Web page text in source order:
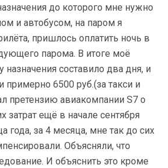
до которого мне нужно
и автобусом, на паром я
пришлось оплатить ночь в
парома. В итоге моё
назначения составило два дня, и
примерно 6500 руб.(за такси и
претензию авиакомпании S7 о
затрат ещё в начале сентября
года, за 4 месяца, мне так до сих
Объясняли, что
И объяснить это кроме